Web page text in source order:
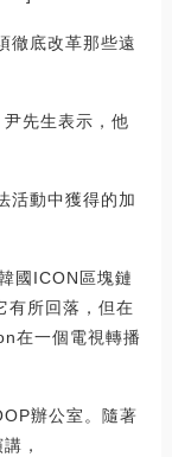
徹底改革那些遠
先生表示，他
活動中獲得的加
國ICON區塊鏈
有所回落，但在
在一個電視轉播
辦公室。隨著
，